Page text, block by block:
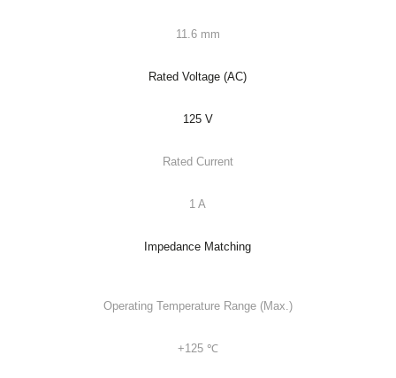
11.6 mm
Rated Voltage (AC)
125 V
Rated Current
1 A
Impedance Matching
Operating Temperature Range (Max.)
+125 ℃